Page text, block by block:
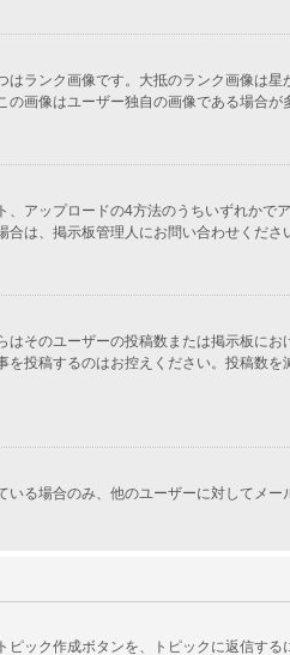
ランク画像です。大抵のランク画像は
画像はユーザー独自の画像である場合が
アップロードの4方法のうちいずれか
は、掲示板管理人にお問い合わせくださ
そのユーザーの投稿数または掲示板に
投稿するのはお控えください。投稿数
る場合のみ、他のユーザーに対してメ
ック作成ボタンを、トピックに返信す